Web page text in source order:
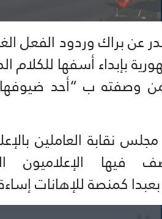
عن براك وردود الفعل
بإبداء أسفها
وصفته ب “أحد
نقابة العاملين
الإعلاميون
كمنصة للإهانات إساءة